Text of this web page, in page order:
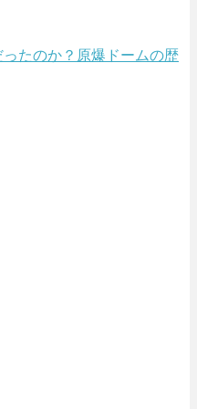
たのか？原爆ドームの歴